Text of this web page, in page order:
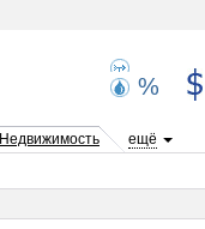
%
Недвижимость ещё